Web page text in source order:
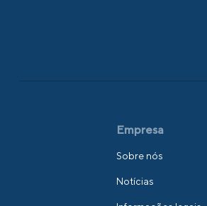
Empresa
Sobre nós
Notícias